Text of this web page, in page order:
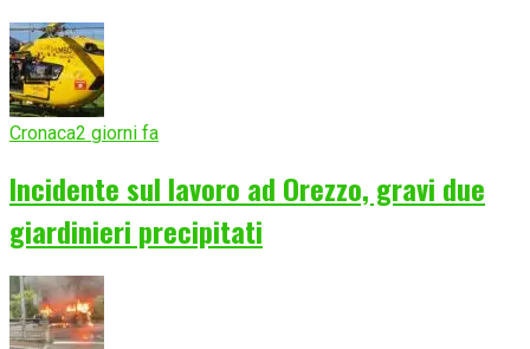
Cronaca2 giorni fa
Incidente sul lavoro ad Orezzo, gravi due
giardinieri precipitati